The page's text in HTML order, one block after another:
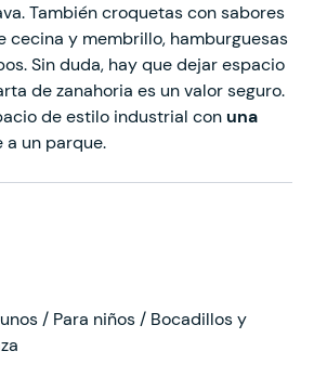
También croquetas con sabores
cecina y membrillo, hamburguesas
Sin duda, hay que dejar espacio
de zanahoria es un valor seguro.
de estilo industrial conuna
a un parque.
/ Para niños / Bocadillos y